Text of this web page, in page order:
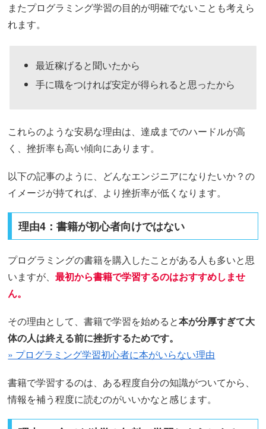
またプログラミング学習の目的が明確でないことも考えら
れます。
最近稼げると聞いたから
手に職をつければ安定が得られると思ったから
これらのような安易な理由は、達成までのハードルが高
く、挫折率も高い傾向にあります。
以下の記事のように、どんなエンジニアになりたいか？の
イメージが持てれば、より挫折率が低くなります。
理由4：書籍が初心者向けではない
プログラミングの書籍を購入したことがある人も多いと思
いますが、最初から書籍で学習するのはおすすめしませ
ん。
その理由として、書籍で学習を始めると本が分厚すぎて大
体の人は終える前に挫折するためです。
» プログラミング学習初心者に本がいらない理由
書籍で学習するのは、ある程度自分の知識がついてから、
情報を補う程度に読むのがいいかなと感じます。